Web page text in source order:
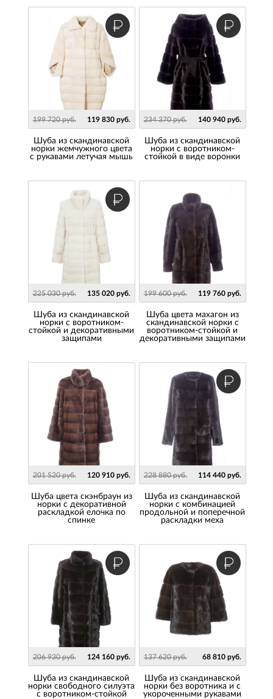
199 720 руб. 119 830 руб.
Шуба из скандинавской
норки жемчужного цвета
с рукавами летучая мышь
234 370 руб. 140 940 руб.
Шуба из скандинавской
норки с воротником-
стойкой в виде воронки
225 030 руб. 135 020 руб.
Шуба из скандинавской
норки с воротником-
стойкой и декоративными
защипами
199 600 руб. 119 760 руб.
Шуба цвета махагон из
скандинавской норки с
воротником-стойкой и
декоративными защипами
201 520 руб. 120 910 руб.
Шуба цвета скэнбраун из
норки с декоративной
раскладкой елочка по
спинке
228 880 руб. 114 440 руб.
Шуба из скандинавской
норки с комбинацией
продольной и поперечной
раскладки меха
206 930 руб. 124 160 руб.
Шуба из скандинавской
норки свободного силуэта
с воротником-стойкой
137 620 руб. 68 810 руб.
Шуба из скандинавской
норки без воротника и с
укороченными рукавами